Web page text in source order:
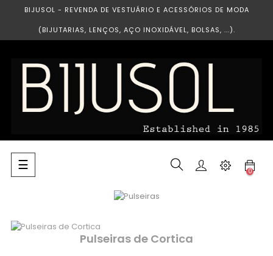
BIJUSOL - REVENDA DE VESTUÁRIO E ACESSÓRIOS DE MODA
(BIJUTARIAS, LENÇOS, AÇO INOXIDÁVEL, BOLSAS, ...).
Toggle
navigation
☰ 0
Pulseiras de Cortica